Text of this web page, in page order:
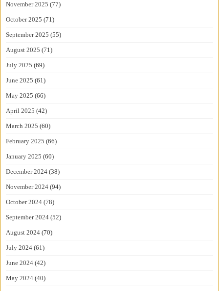
November 2025 (77)
October 2025 (71)
September 2025 (55)
August 2025 (71)
July 2025 (69)
June 2025 (61)
May 2025 (66)
April 2025 (42)
March 2025 (60)
February 2025 (66)
January 2025 (60)
December 2024 (38)
November 2024 (94)
October 2024 (78)
September 2024 (52)
August 2024 (70)
July 2024 (61)
June 2024 (42)
May 2024 (40)